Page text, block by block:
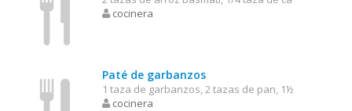
cocinera
Paté de garbanzos
1 taza de garbanzos, 2 tazas de pan, 1½
cocinera